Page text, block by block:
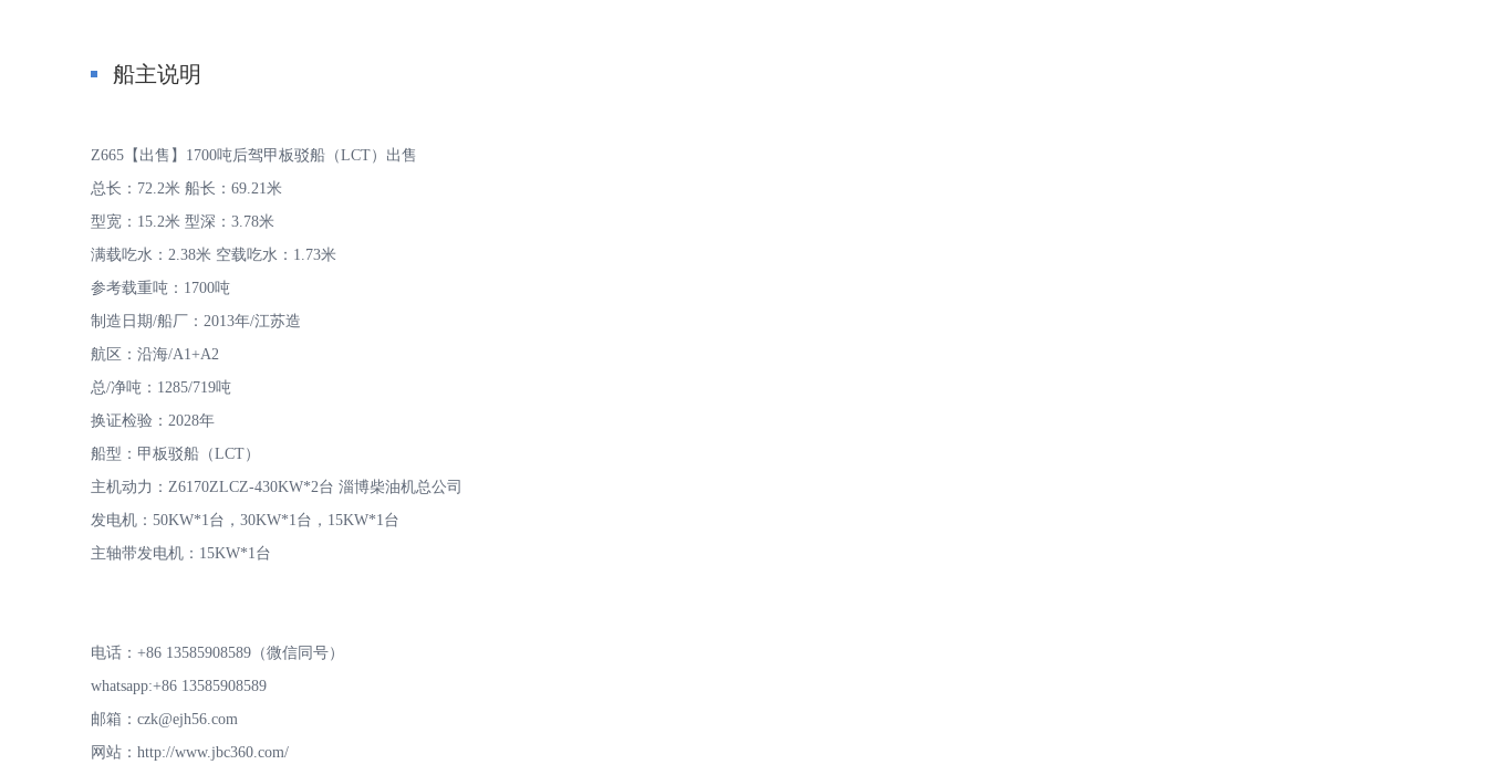
专
注
船主说明
Z665【出售】1700吨后驾甲板驳船（LCT）出售
总长：72.2米 船长：69.21米
型宽：15.2米 型深：3.78米
满载吃水：2.38米 空载吃水：1.73米
参考载重吨：1700吨
制造日期/船厂：2013年/江苏造
航区：沿海/A1+A2
总/净吨：1285/719吨
换证检验：2028年
船型：甲板驳船（LCT）
主机动力：Z6170ZLCZ-430KW*2台 淄博柴油机总公司
发电机：50KW*1台，30KW*1台，15KW*1台
主轴带发电机：15KW*1台
电话：+86 13585908589（微信同号）
whatsapp:+86 13585908589
邮箱：czk@ejh56.com
网站：http://www.jbc360.com/